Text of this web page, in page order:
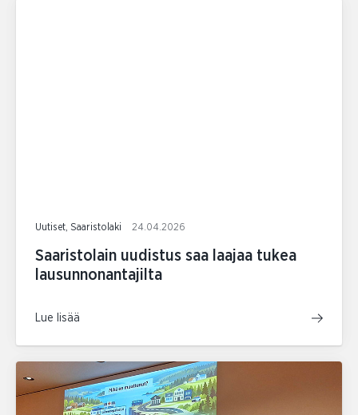
Uutiset, Saaristolaki 24.04.2026
Saaristolain uudistus saa laajaa tukea
lausunnonantajilta
Lue lisää